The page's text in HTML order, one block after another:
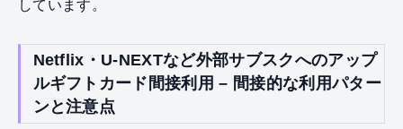
しています。
Netflix・U-NEXTなど外部サブスクへのアップ
ルギフトカード間接利用 – 間接的な利用パター
ンと注意点